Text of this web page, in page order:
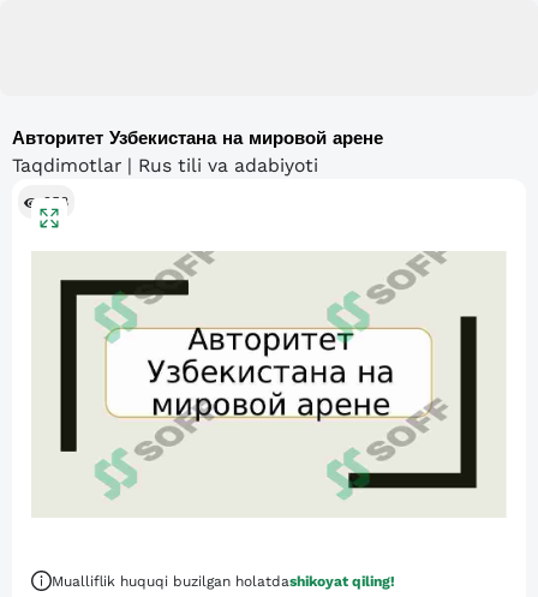
Авторитет Узбекистана на мировой арене
Taqdimotlar | Rus tili va adabiyoti
258
Mualliflik huquqi buzilgan holatdashikoyat qiling!